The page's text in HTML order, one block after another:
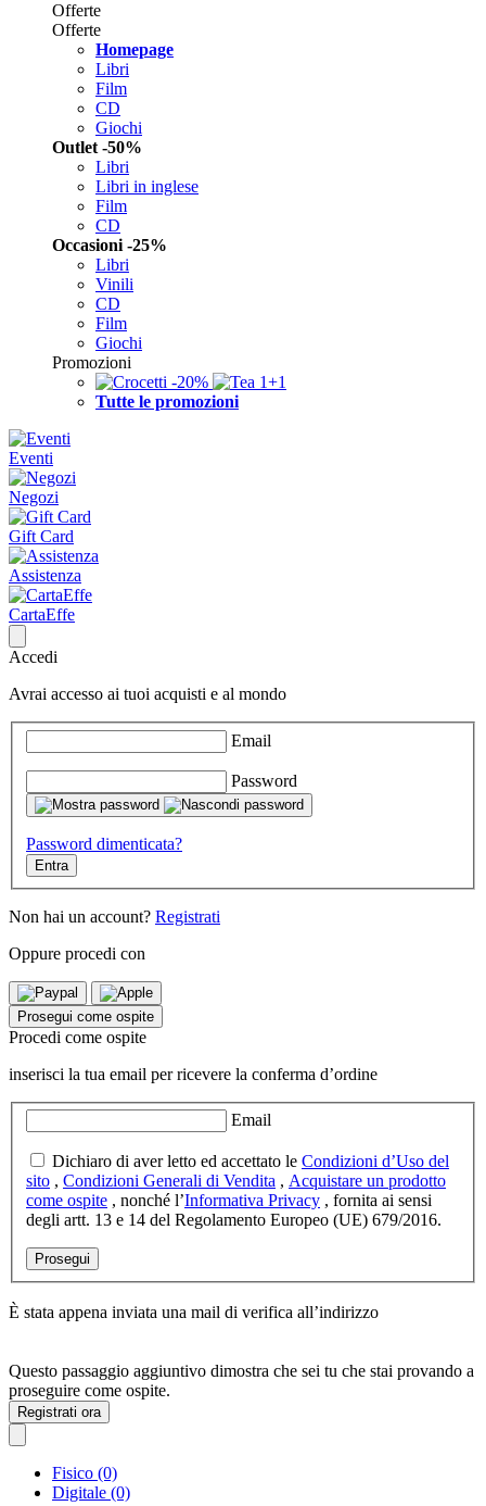
Offerte
Offerte
Homepage
Libri
Film
CD
Giochi
Outlet -50%
Libri
Libri in inglese
Film
CD
Occasioni -25%
Libri
Vinili
CD
Film
Giochi
Promozioni
Tutte le promozioni
Eventi
Negozi
Gift Card
Assistenza
CartaEffe
Accedi
Avrai accesso ai tuoi acquisti e al mondo
Email
Password
Password dimenticata?
Entra
Non hai un account? Registrati
Oppure procedi con
Prosegui come ospite
Procedi come ospite
inserisci la tua email per ricevere la conferma d’ordine
Email
Dichiaro di aver letto ed accettato le Condizioni d’Uso del
sito , Condizioni Generali di Vendita , Acquistare un prodotto
come ospite , nonché l’Informativa Privacy
degli artt. 13 e 14 del Regolamento Europeo (UE) 679/2016.
Prosegui
È stata appena inviata una mail di verifica all’indirizzo
Questo passaggio aggiuntivo dimostra che sei tu che stai provando a
proseguire come ospite.
Registrati ora
Fisico (0)
Digitale (0)